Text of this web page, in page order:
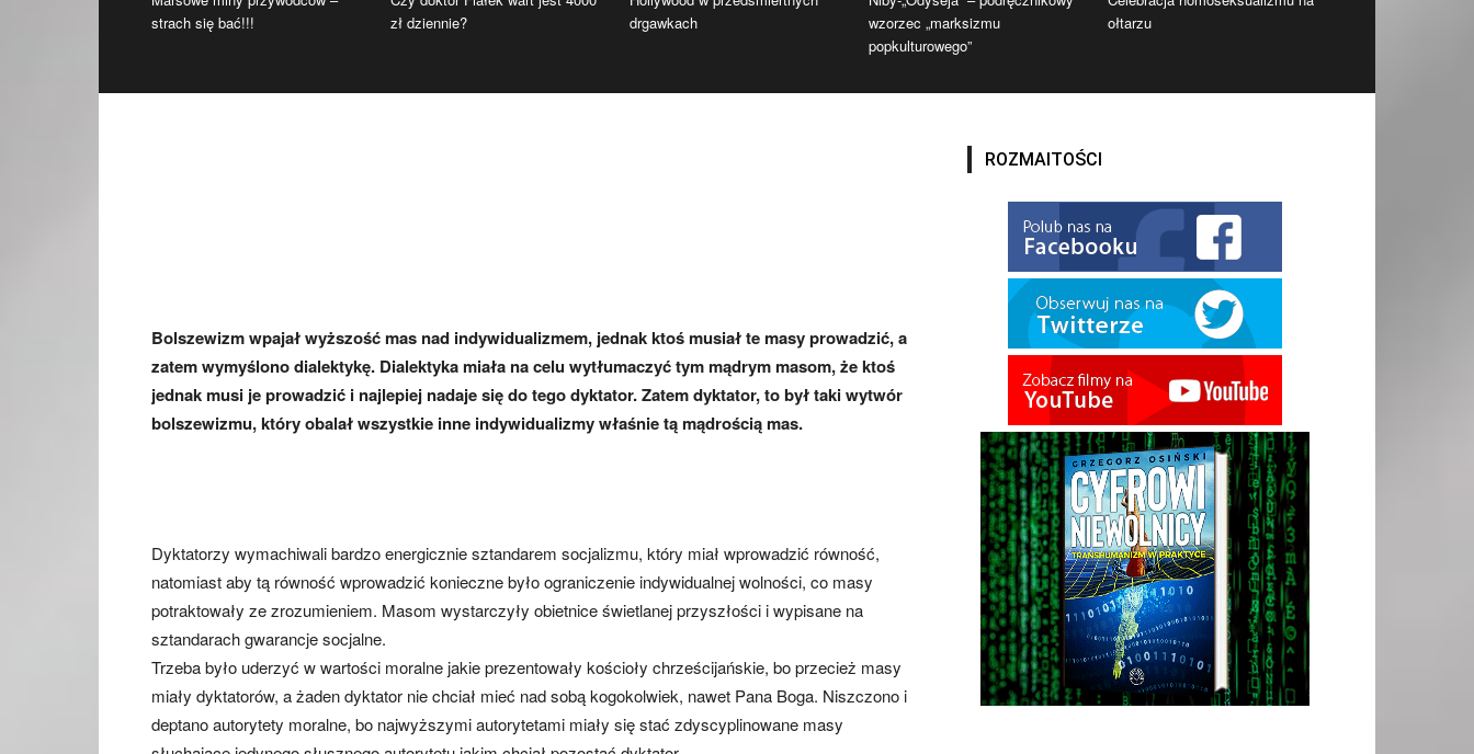
strach się bać!!!
zł dziennie?
drgawkach
wzorzec „marksizmu
popkulturowego”
ołtarzu
Bolszewizm wpajał wyższość mas nad indywidualizmem, jednak ktoś musiał te masy prowadzić, a
zatem wymyślono dialektykę. Dialektyka miała na celu wytłumaczyć tym mądrym masom, że ktoś
jednak musi je prowadzić i najlepiej nadaje się do tego dyktator. Zatem dyktator, to był taki wytwór
bolszewizmu, który obalał wszystkie inne indywidualizmy właśnie tą mądrością mas.
Dyktatorzy wymachiwali bardzo energicznie sztandarem socjalizmu, który miał wprowadzić równość,
natomiast aby tą równość wprowadzić konieczne było ograniczenie indywidualnej wolności, co masy
potraktowały ze zrozumieniem. Masom wystarczyły obietnice świetlanej przyszłości i wypisane na
sztandarach gwarancje socjalne.
Trzeba było uderzyć w wartości moralne jakie prezentowały kościoły chrześcijańskie, bo przecież masy
miały dyktatorów, a żaden dyktator nie chciał mieć nad sobą kogokolwiek, nawet Pana Boga. Niszczono i
deptano autorytety moralne, bo najwyższymi autorytetami miały się stać zdyscyplinowane masy
ROZMAITOŚCI